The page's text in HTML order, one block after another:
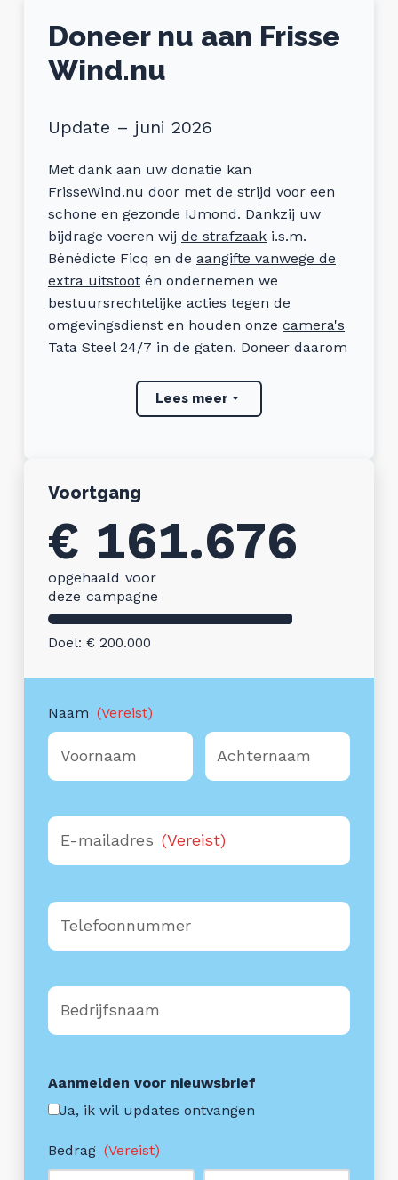
Doneer nu aan Frisse
Wind.nu
Update – juni 2026
Met dank aan uw donatie kan
FrisseWind.nu door met de strijd voor een
schone en gezonde IJmond. Dankzij uw
bijdrage voeren wij de strafzaak i.s.m.
Bénédicte Ficq en de aangifte vanwege de
extra uitstoot én ondernemen we
bestuursrechtelijke acties tegen de
omgevingsdienst en houden onze camera's
Tata Steel 24/7 in de gaten. Doneer daarom
Direct overschrijven kan ook:
BUNQNL2AXXX
Frisse Wind.nu heeft een ANBI-status en
donaties zijn aftrekbaar.
Lees meer
Voortgang
€ 161.676
opgehaald voor
deze campagne
Doel: € 200.000
Naam (Vereist)
Voornaam Achternaam
E-mailadres (Vereist)
Telefoonnummer
Bedrijfsnaam
Aanmelden voor nieuwsbrief
Ja, ik wil updates ontvangen
Bedrag (Vereist)